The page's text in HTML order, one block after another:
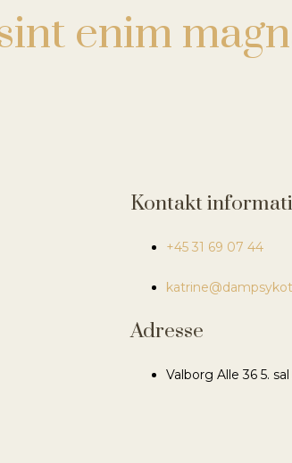
enim
Kontakt
+45 31 69 07 44
Adresse
Valborg Alle 36 5.